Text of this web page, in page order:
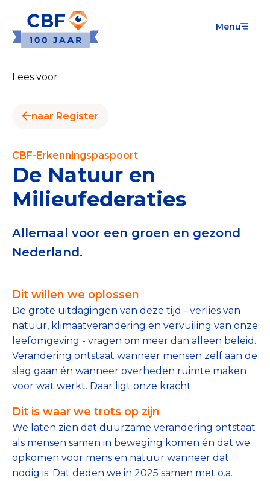
Menu
Goede Doelen
CBF-Erkenning aanvragen
Publiek
Veilig geven met het CBF-keurmerk
Check het CBF-keurmerk van een goed doel
Download de Geef Gerust Checklist
Data & Onderzoek
Betrouwbare data over goede doelen
CBF-publicaties
State of the Sector
Het Nederlandse Donateurspanel
Contact & Signalen
Lees voor
naar Register
CBF-Erkenningspaspoort
De Natuur en
Milieufederaties
Allemaal voor een groen en gezond
Nederland.
Dit willen we oplossen
De grote uitdagingen van deze tijd - verlies van
natuur, klimaatverandering en vervuiling van onze
leefomgeving - vragen om meer dan alleen beleid.
Verandering ontstaat wanneer mensen zelf aan de
slag gaan én wanneer overheden ruimte maken
voor wat werkt. Daar ligt onze kracht.
Dit is waar we trots op zijn
We laten zien dat duurzame verandering ontstaat
als mensen samen in beweging komen én dat we
opkomen voor mens en natuur wanneer dat
nodig is. Dat deden we in 2025 samen met o.a.